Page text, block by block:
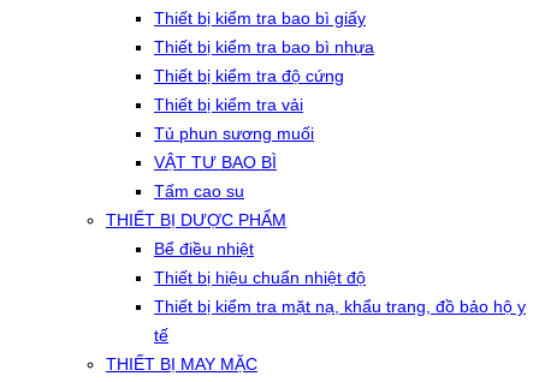
Thiết bị kiểm tra bao bì giấy
Thiết bị kiểm tra bao bì nhựa
Thiết bị kiểm tra độ cứng
Thiết bị kiểm tra vải
Tủ phun sương muối
VẬT TƯ BAO BÌ
Tấm cao su
THIẾT BỊ DƯỢC PHẨM
Bể điều nhiệt
Thiết bị hiệu chuẩn nhiệt độ
Thiết bị kiểm tra mặt nạ, khẩu trang, đồ bảo hộ y
tế
THIẾT BỊ MAY MẶC